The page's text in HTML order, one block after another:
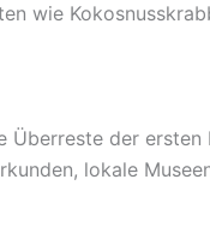
wie
Überreste der
lokale